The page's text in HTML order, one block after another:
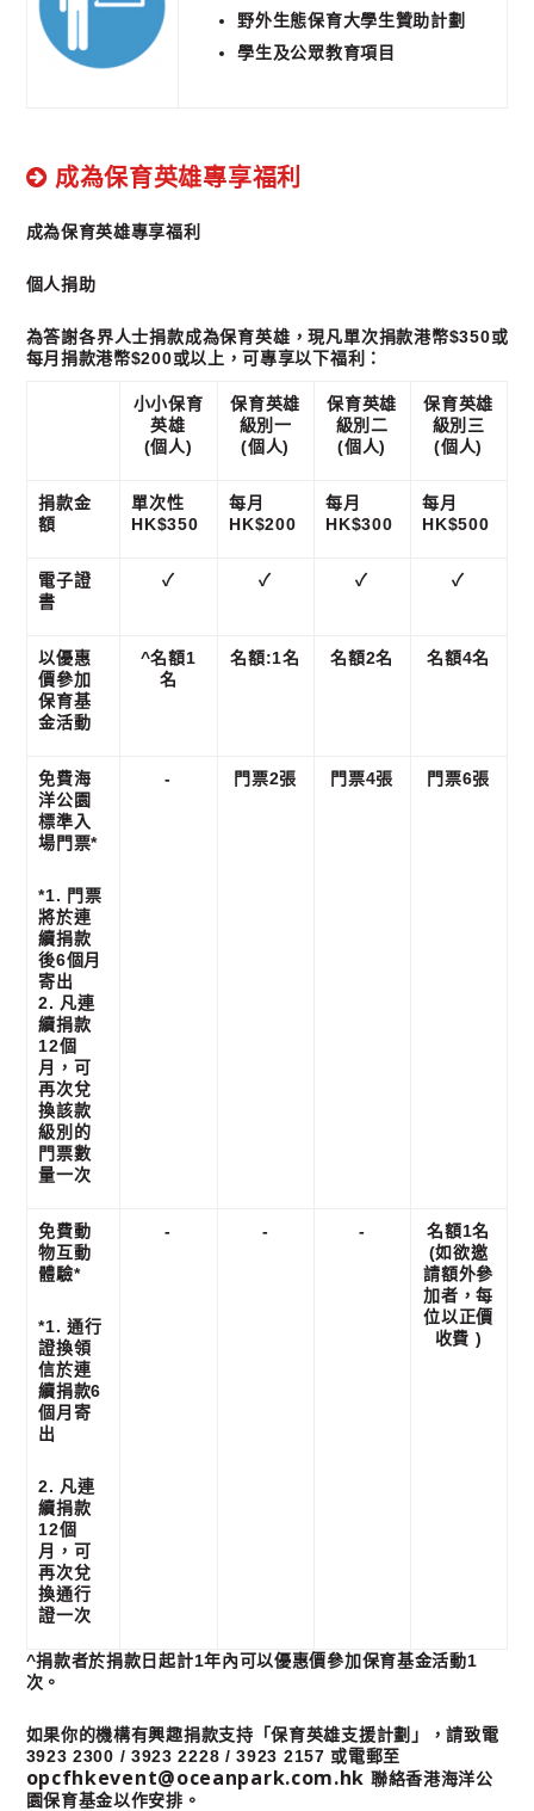
野外生態保育大學生贊助計劃
學生及公眾教育項目
成為保育英雄專享福利
成為保育英雄專享福利
個人捐助
為答謝各界人士捐款成為保育英雄，現凡單次捐款港幣$350或
每月捐款港幣$200或以上，可專享以下福利：
小小保育
英雄
(個人)
保育英雄
級別一
(個人)
保育英雄
級別二
(個人)
保育英雄
級別三
(個人)
捐款金
額
單次性
HK$350
每月
HK$200
每月
HK$300
每月
HK$500
電子證
書
✓ ✓ ✓ ✓
以優惠
價參加
保育基
金活動
^名額1
名
名額:1名 名額2名 名額4名
免費海
洋公園
標準入
場門票*
*1. 門票
將於連
續捐款
後6個月
寄出
2. 凡連
續捐款
12個
月，可
再次兌
換該款
級別的
門票數
量一次
- 門票2張 門票4張 門票6張
免費動
物互動
體驗*
*1. 通行
證換領
信於連
續捐款6
個月寄
出
2. 凡連
續捐款
12個
月，可
再次兌
換通行
證一次
- - -
名額1名
(如欲邀
請額外參
加者，每
位以正價
收費 )
^捐款者於捐款日起計1年內可以優惠價參加保育基金活動1
次。
如果你的機構有興趣捐款支持「保育英雄支援計劃」，請致電
3923 2300 / 3923 2228 / 3923 2157 或電郵至
opcfhkevent@oceanpark.com.hk 聯絡香港海洋公
園保育基金以作安排。